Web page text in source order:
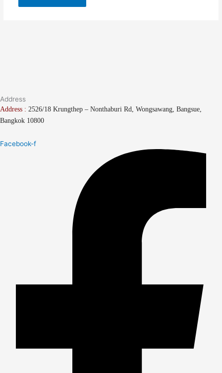
Address
Address : 2526/18 Krungthep – Nonthaburi Rd, Wongsawang, Bangsue,
Bangkok 10800
Facebook-f